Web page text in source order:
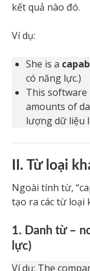
kết quả nào đó.
Ví dụ:
She is a
có năng lực.)
This software
amounts of
lượng dữ liệu
II. Từ loại
Ngoài tính từ,
tạo ra các từ loại
1. Danh từ –
lực)
Ví dụ: The